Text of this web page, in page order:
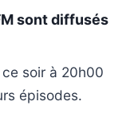
sont diffusés
soir à 20h00
épisodes.